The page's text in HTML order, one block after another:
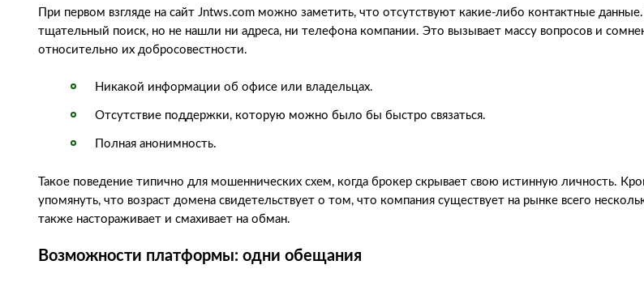
При первом взгляде на сайт Jntws.com можно заметить, что отсутствуют какие-либо контактные
тщательный поиск, но не нашли ни адреса, ни телефона компании. Это вызывает массу вопросов и
относительно их добросовестности.
Никакой информации об офисе или владельцах.
Отсутствие поддержки, которую можно было бы быстро связаться.
Полная анонимность.
Такое поведение типично для мошеннических схем, когда брокер скрывает свою истинную личность.
упомянуть, что возраст домена свидетельствует о том, что компания существует на рынке всего
также настораживает и смахивает на обман.
Возможности платформы: одни обещания